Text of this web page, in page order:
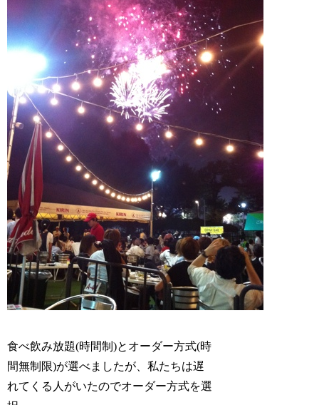
食べ飲み放題(時間制)とオーダー方式(時
間無制限)が選べましたが、私たちは遅
れてくる人がいたのでオーダー方式を選